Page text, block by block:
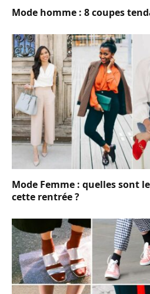
Mode homme : 8 coupes
Mode Femme : quelles sont
cette rentrée ?